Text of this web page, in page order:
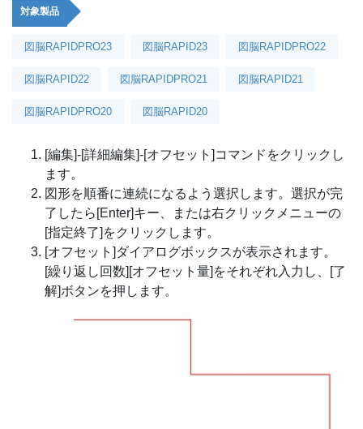
対象製品
図脳RAPIDPRO23 図脳RAPID23 図脳RAPIDPRO22
図脳RAPID22 図脳RAPIDPRO21 図脳RAPID21
図脳RAPIDPRO20 図脳RAPID20
[編集]-[詳細編集]-[オフセット]コマンドをクリックし
ます。
図形を順番に連続になるよう選択します。選択が完
了したら[Enter]キー、または右クリックメニューの
[指定終了]をクリックします。
[オフセット]ダイアログボックスが表示されます。
[繰り返し回数][オフセット量]をそれぞれ入力し、[了
解]ボタンを押します。